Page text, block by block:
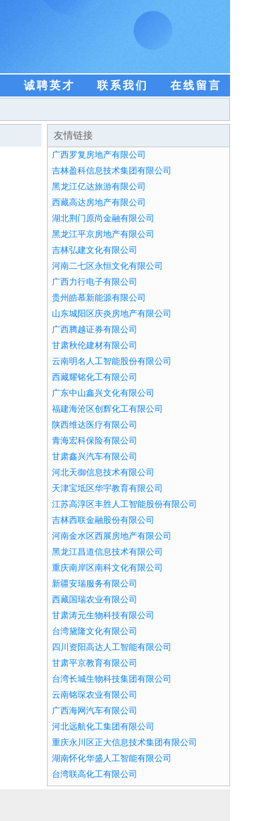
诚聘英才 联系我们 在线留言
友情链接
广西罗复房地产有限公司
吉林盈科信息技术集团有限公司
黑龙江亿达旅游有限公司
西藏高达房地产有限公司
湖北荆门原尚金融有限公司
黑龙江平京房地产有限公司
吉林弘建文化有限公司
河南二七区永恒文化有限公司
广西力行电子有限公司
贵州皓慕新能源有限公司
山东城阳区庆炎房地产有限公司
广西腾越证券有限公司
甘肃秋伦建材有限公司
云南明名人工智能股份有限公司
西藏耀铭化工有限公司
广东中山鑫兴文化有限公司
福建海沧区创辉化工有限公司
陕西维达医疗有限公司
青海宏科保险有限公司
甘肃鑫兴汽车有限公司
河北天御信息技术有限公司
天津宝坻区华宇教育有限公司
江苏高淳区丰胜人工智能股份有限公司
吉林西联金融股份有限公司
河南金水区西展房地产有限公司
黑龙江昌道信息技术有限公司
重庆南岸区南科文化有限公司
新疆安瑞服务有限公司
西藏国瑞农业有限公司
甘肃涛元生物科技有限公司
台湾黛隆文化有限公司
四川资阳高达人工智能有限公司
甘肃平京教育有限公司
台湾长城生物科技集团有限公司
云南铭琛农业有限公司
广西海网汽车有限公司
河北远航化工集团有限公司
重庆永川区正大信息技术集团有限公司
湖南怀化华盛人工智能有限公司
台湾联高化工有限公司